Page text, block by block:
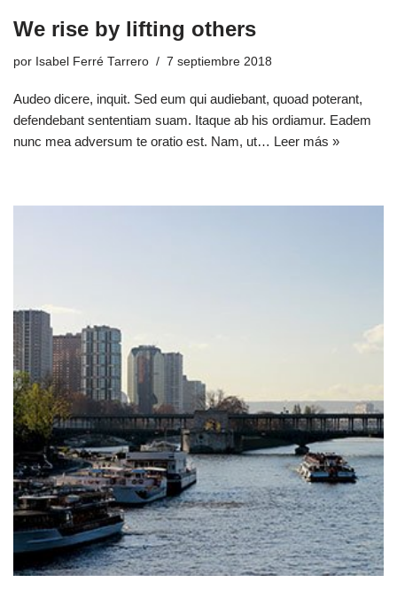
We rise by lifting others
por Isabel Ferré Tarrero 7 septiembre 2018
Audeo dicere, inquit. Sed eum qui audiebant, quoad poterant,
defendebant sententiam suam. Itaque ab his ordiamur. Eadem
nunc mea adversum te oratio est. Nam, ut… Leer más »